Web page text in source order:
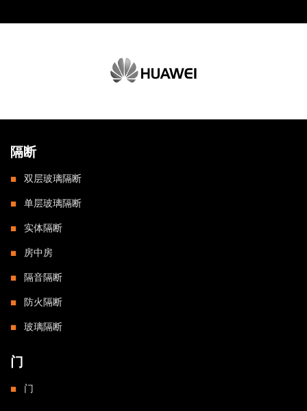
隔断
双层玻璃隔断
单层玻璃隔断
实体隔断
房中房
隔音隔断
防火隔断
玻璃隔断
门
门